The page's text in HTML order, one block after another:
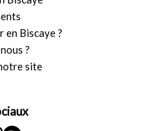
en Biscaye ?
?
site